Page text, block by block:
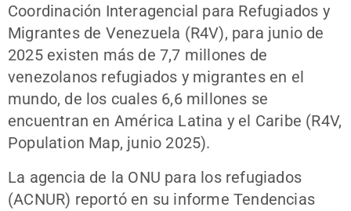
Coordinación Interagencial para Refugiados y
Migrantes de Venezuela (R4V), para junio de
2025 existen más de 7,7 millones de
venezolanos refugiados y migrantes en el
mundo, de los cuales 6,6 millones se
encuentran en América Latina y el Caribe (R4V,
Population Map, junio 2025).
La agencia de la ONU para los refugiados
(ACNUR) reportó en su informe Tendencias